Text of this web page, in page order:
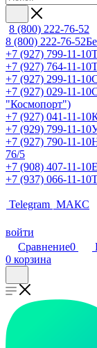
8 (800) 222-76-52
8 (800) 222-76-52
+7 (927) 799-11-10
+7 (927) 764-11-10
+7 (927) 299-11-10
+7 (927) 029-11-10
"Космопорт")
+7 (927) 041-11-10
+7 (929) 799-11-10
+7 (927) 790-11-10
76/5
+7 (908) 407-11-10
+7 (937) 066-11-10
Telegram МАКС
войти
Сравнение0
0 корзина